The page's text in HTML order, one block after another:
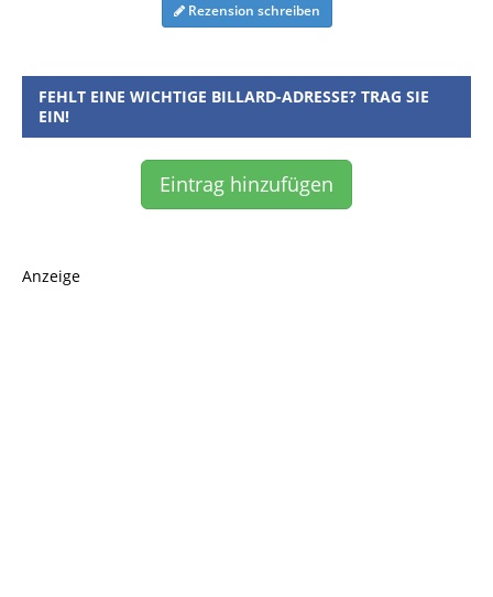
Rezension schreiben
FEHLT EINE WICHTIGE BILLARD-ADRESSE? TRAG SIE
EIN!
Eintrag hinzufügen
Anzeige